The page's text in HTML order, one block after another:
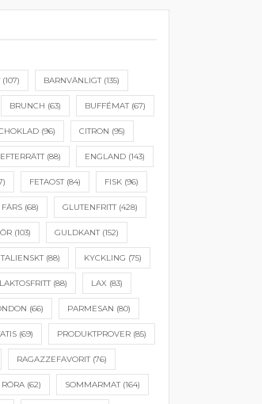
(107) BARNVÄNLIGT(135)
BRUNCH (63) BUFFÉMAT(67)
(96) CITRON (95)
EFTERRÄTT(88) ENGLAND(143)
FETAOST(84) FISK (96)
FÄRS (68) GLUTENFRITT(428)
(103) GULDKANT(152)
ITALIENSKT(88) KYCKLING (75)
LAKTOSFRITT(88) LAX (83)
(66) PARMESAN (80)
(69) PRODUKTPROVER (85)
RAGAZZEFAVORIT(76)
RÖRA (62) SOMMARMAT(164)